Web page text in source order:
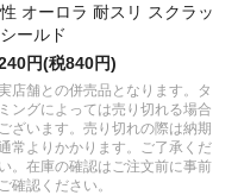
オーロラ 耐スリ スクラッ
ールド
円(税840円)
店舗との併売品となります。タ
ングによっては売り切れる場合
ざいます。売り切れの際は納期
常よりかかります。ご了承くだ
。在庫の確認はご注文前に事前
確認ください。